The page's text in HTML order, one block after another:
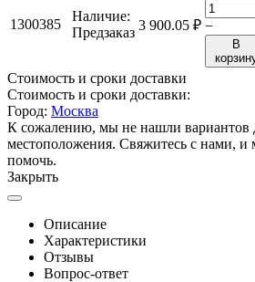
1300385
Наличие:
Предзаказ 3 900.05 ₽ −
В
Стоимость и сроки доставки
Стоимость и сроки доставки:
Город: Москва
К сожалению, мы не нашли вариантов
местоположения. Свяжитесь с нами, и
помочь.
Закрыть
Описание
Характеристики
Отзывы
Вопрос-ответ